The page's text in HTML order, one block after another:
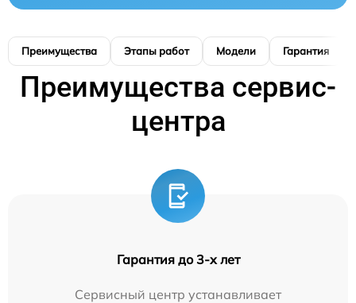
Преимущества Этапы работ Модели Гарантия
Преимущества сервис-
центра
Гарантия до 3-х лет
Сервисный центр устанавливает